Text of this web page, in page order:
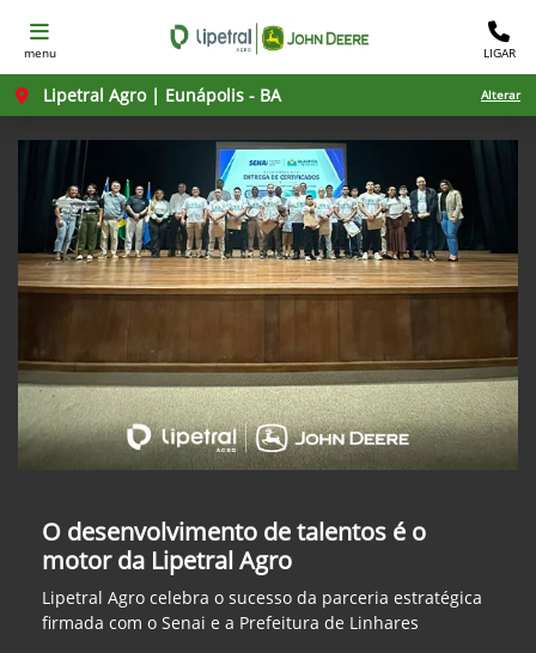
menu LIGAR
Lipetral Agro | Eunápolis - BA Alterar
O desenvolvimento de talentos é o
motor da Lipetral Agro
Lipetral Agro celebra o sucesso da parceria estratégica
firmada com o Senai e a Prefeitura de Linhares